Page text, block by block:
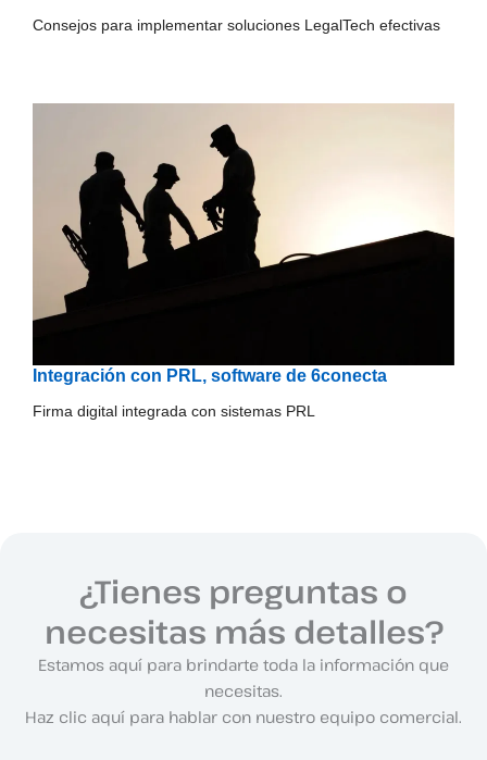
Consejos para implementar soluciones LegalTech efectivas
Integración con PRL, software de 6conecta
Firma digital integrada con sistemas PRL
¿Tienes preguntas o
necesitas más detalles?
Estamos aquí para brindarte toda la información que
necesitas.
Haz clic aquí para hablar con nuestro equipo comercial.